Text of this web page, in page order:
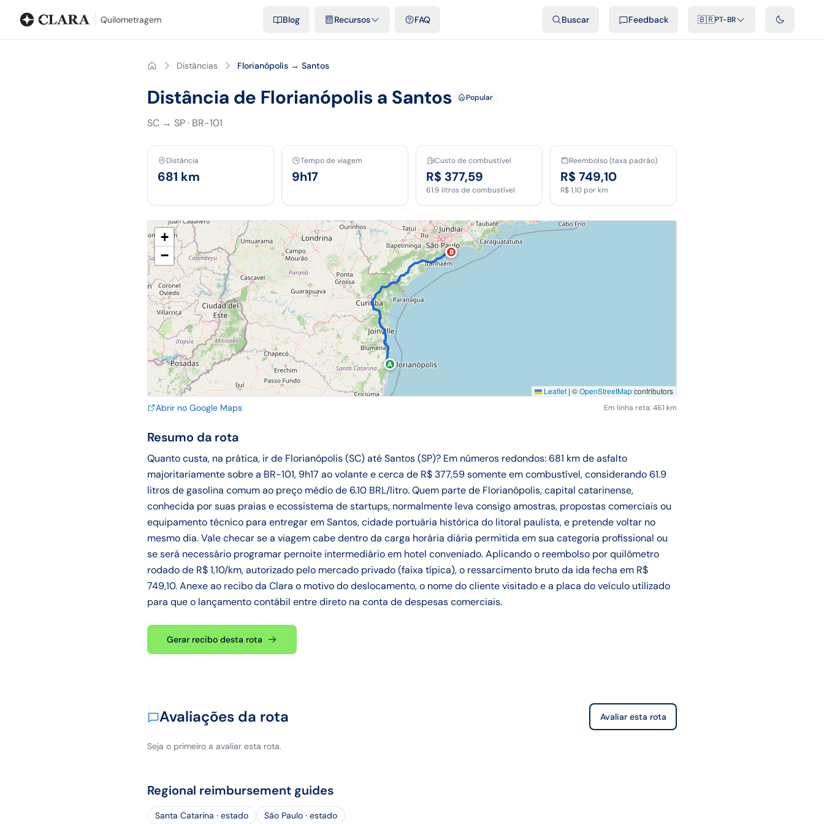
Quilometragem Blog Recursos FAQ Buscar Feedback 🇧🇷PT-BR
Distâncias Florianópolis → Santos
Distância de Florianópolis a Santos Popular
SC → SP· BR-101
Distância
681 km
Tempo de viagem
9h17
Custo de combustível
R$ 377,59
61.9 litros de combustível
Reembolso (taxa padrão)
R$ 749,10
R$ 1,10 por km
A
B
+
−
Leaflet | ©OpenStreetMapcontributors
Abrir no Google Maps Em linha reta: 461 km
Resumo da rota
Quanto custa, na prática, ir de Florianópolis (SC) até Santos (SP)? Em números redondos: 681 km de asfalto
majoritariamente sobre a BR-101, 9h17 ao volante e cerca de R$ 377,59 somente em combustível, considerando 61.9
litros de gasolina comum ao preço médio de 6.10 BRL/litro. Quem parte de Florianópolis, capital catarinense,
conhecida por suas praias e ecossistema de startups, normalmente leva consigo amostras, propostas comerciais ou
equipamento técnico para entregar em Santos, cidade portuária histórica do litoral paulista, e pretende voltar no
mesmo dia. Vale checar se a viagem cabe dentro da carga horária diária permitida em sua categoria profissional ou
se será necessário programar pernoite intermediário em hotel conveniado. Aplicando o reembolso por quilômetro
rodado de R$ 1,10/km, autorizado pelo mercado privado (faixa típica), o ressarcimento bruto da ida fecha em R$
749,10. Anexe ao recibo da Clara o motivo do deslocamento, o nome do cliente visitado e a placa do veículo utilizado
para que o lançamento contábil entre direto na conta de despesas comerciais.
Gerar recibo desta rota
Avaliações da rota Avaliar esta rota
Seja o primeiro a avaliar esta rota.
Regional reimbursement guides
Santa Catarina · estado São Paulo · estado